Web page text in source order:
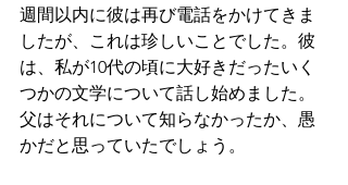
週間以内に彼は再び電話をかけてきま
したが、これは珍しいことでした。彼
は、私が10代の頃に大好きだったいく
つかの文学について話し始めました。
父はそれについて知らなかったか、愚
かだと思っていたでしょう。